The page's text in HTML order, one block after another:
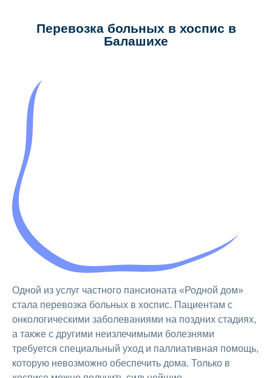
Перевозка больных в хоспис в
Балашихе
Одной из услуг частного пансионата «Родной дом»
стала перевозка больных в хоспис. Пациентам с
онкологическими заболеваниями на поздних стадиях,
а также с другими неизлечимыми болезнями
требуется специальный уход и паллиативная помощь,
которую невозможно обеспечить дома. Только в